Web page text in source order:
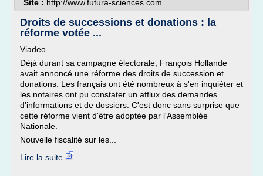
Site : http://www.futura-sciences.com
Droits de successions et donations : la
réforme votée ...
Viadeo
Déjà durant sa campagne électorale, François Hollande
avait annoncé une réforme des droits de succession et
donations. Les français ont été nombreux à s'en inquiéter et
les notaires ont pu constater un afflux des demandes
d'informations et de dossiers. C'est donc sans surprise que
cette réforme vient d'être adoptée par l'Assemblée
Nationale.
Nouvelle fiscalité sur les...
Lire la suite